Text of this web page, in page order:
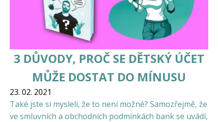
3 DŮVODY, PROČ SE DĚTSKÝ ÚČET
MŮŽE DOSTAT DO MÍNUSU
23. 02. 2021
Také jste si mysleli, že to není možné? Samozřejmě, že
ve smluvních a obchodních podmínkách bank se uvádí,